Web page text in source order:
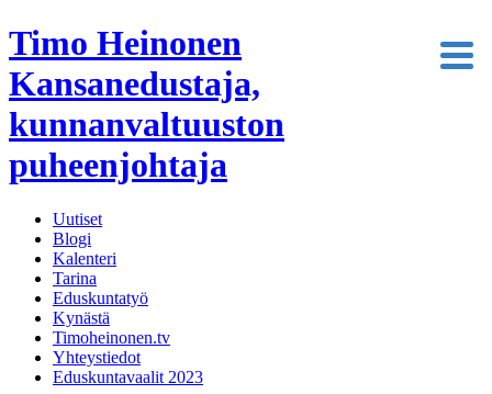
Timo Heinonen
Kansanedustaja,
kunnanvaltuuston
puheenjohtaja
Uutiset
Blogi
Kalenteri
Tarina
Eduskuntatyö
Kynästä
Timoheinonen.tv
Yhteystiedot
Eduskuntavaalit 2023